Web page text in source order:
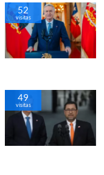
52
visitas
49
visitas